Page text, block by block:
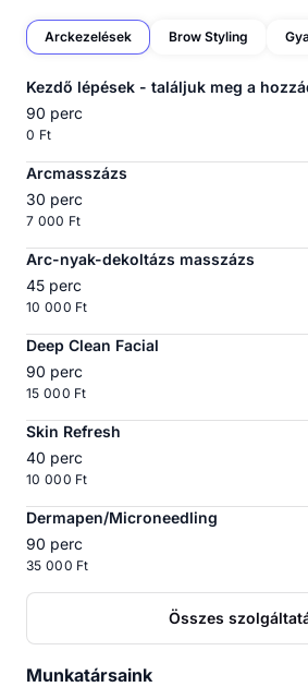
Arckezelések Brow Styling
90 perc
0 Ft
Arcmasszázs
30 perc
7 000 Ft
Arc-nyak-dekoltázs masszázs
45 perc
10 000 Ft
Deep Clean Facial
90 perc
15 000 Ft
Skin Refresh
40 perc
10 000 Ft
Dermapen/Microneedling
90 perc
35 000 Ft
Összes
Munkatársaink